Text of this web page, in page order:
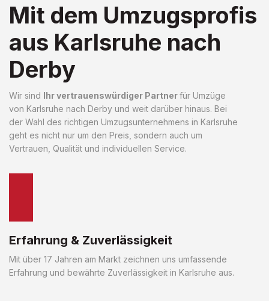
Mit dem Umzugsprofis
aus Karlsruhe nach
Derby
Wir sind Ihr vertrauenswürdiger Partnerfür Umzüge
von Karlsruhe nach Derby und weit darüber hinaus. Bei
der Wahl des richtigen Umzugsunternehmens in Karlsruhe
geht es nicht nur um den Preis, sondern auch um
Vertrauen, Qualität und individuellen Service.
Erfahrung & Zuverlässigkeit
Mit über 17 Jahren am Markt zeichnen uns umfassende
Erfahrung und bewährte Zuverlässigkeit in Karlsruhe aus.